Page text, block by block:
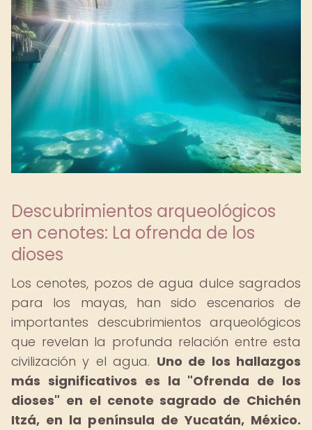
Descubrimientos arqueológicos
en cenotes: La ofrenda de los
dioses
Los cenotes, pozos de agua dulce sagrados
para los mayas, han sido escenarios de
importantes descubrimientos arqueológicos
que revelan la profunda relación entre esta
civilización y el agua. Uno de los hallazgos
más significativos es la "Ofrenda de los
dioses" en el cenote sagrado de Chichén
Itzá, en la península de Yucatán, México.